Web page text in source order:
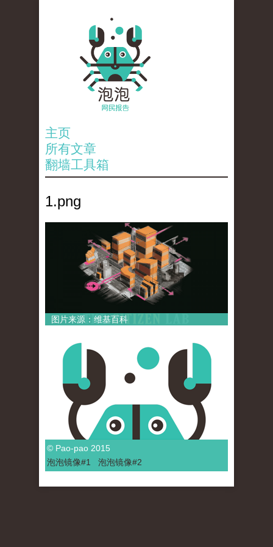
主页
所有文章
翻墙工具箱
1.png
图片来源：维基百科
© Pao-pao 2015
泡泡镜像#1 泡泡镜像#2